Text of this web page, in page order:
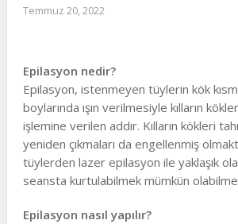
Temmuz 20, 2022
Epilasyon nedir?
Epilasyon, istenmeyen tüylerin kök
boylarında ışın verilmesiyle kılların
işlemine verilen addır. Kılların kökleri
yeniden çıkmaları da engellenmiş
tüylerden lazer epilasyon ile yaklaşık
seansta kurtulabilmek mümkün
Epilasyon nasıl yapılır?